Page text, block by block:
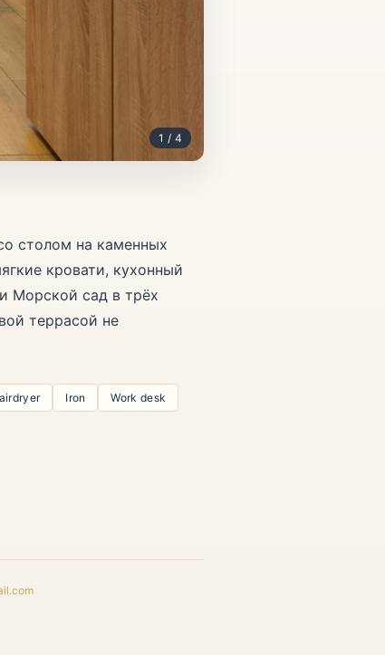
1 / 4
столом на каменных
кровати, кухонный
Морской сад в трёх
террасой не
Iron Work desk